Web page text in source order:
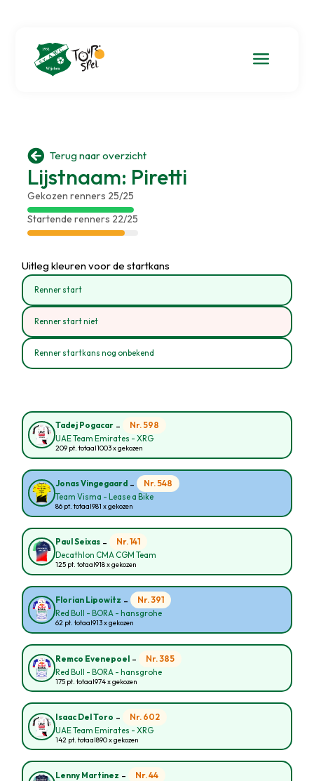
a
 Terug naar overzicht
Lijstnaam: Piretti
Gekozen renners 25/25
Startende renners 22/25
Uitleg kleuren voor de startkans
Renner start
Renner start niet
Renner startkans nog onbekend
Tadej Pogacar - Nr. 598
UAE Team Emirates - XRG
209 pt. totaal1003 x gekozen
Jonas Vingegaard - Nr. 548
Team Visma - Lease a Bike
86 pt. totaal981 x gekozen
Paul Seixas - Nr. 141
Decathlon CMA CGM Team
125 pt. totaal918 x gekozen
Florian Lipowitz - Nr. 391
Red Bull - BORA - hansgrohe
62 pt. totaal913 x gekozen
Remco Evenepoel - Nr. 385
Red Bull - BORA - hansgrohe
175 pt. totaal974 x gekozen
Isaac Del Toro - Nr. 602
UAE Team Emirates - XRG
142 pt. totaal890 x gekozen
Lenny Martinez - Nr. 44